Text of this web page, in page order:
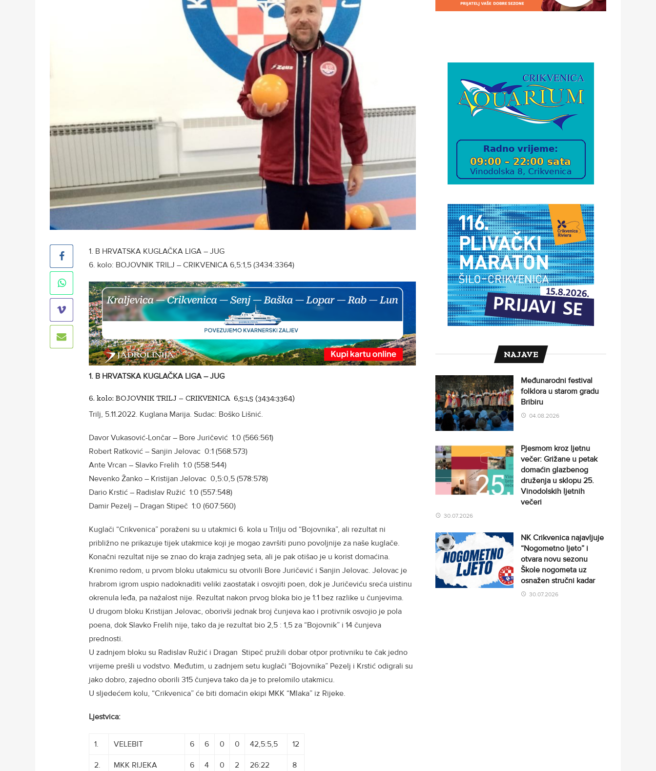
1. B HRVATSKA KUGLAČKA LIGA – JUG
6. kolo: BOJOVNIK TRILJ – CRIKVENICA 6,5:1,5 (3434:3364)
1. B HRVATSKA KUGLAČKA LIGA – JUG
6. kolo: BOJOVNIK TRILJ – CRIKVENICA 6,5:1,5 (3434:3364)
Trilj, 5.11.2022. Kuglana Marija. Sudac: Boško Lišnić.
Davor Vukasović-Lončar – Bore Juričević 1:0 (566:561)
Robert Ratković – Sanjin Jelovac 0:1 (568:573)
Ante Vrcan – Slavko Frelih 1:0 (558:544)
Nevenko Žanko – Kristijan Jelovac 0,5:0,5 (578:578)
Dario Krstić – Radislav Ružić 1:0 (557:548)
Damir Pezelj – Dragan Stipeč 1:0 (607:560)
Kuglači “Crikvenica” poraženi su u utakmici 6. kola u Trilju od “Bojovnika”, ali rezultat ni
približno ne prikazuje tijek utakmice koji je mogao završiti puno povoljnije za naše kuglače.
Konačni rezultat nije se znao do kraja zadnjeg seta, ali je pak otišao je u korist domaćina.
Krenimo redom, u prvom bloku utakmicu su otvorili Bore Juričević i Sanjin Jelovac. Jelovac je
hrabrom igrom uspio nadoknaditi veliki zaostatak i osvojiti poen, dok je Juričeviću sreća uistinu
okrenula leđa, pa nažalost nije. Rezultat nakon prvog bloka bio je 1:1 bez razlike u čunjevima.
U drugom bloku Kristijan Jelovac, oborivši jednak broj čunjeva kao i protivnik osvojio je pola
poena, dok Slavko Frelih nije, tako da je rezultat bio 2,5 : 1,5 za “Bojovnik” i 14 čunjeva
prednosti.
U zadnjem bloku su Radislav Ružić i Dragan Stipeč pružili dobar otpor protivniku te čak jedno
vrijeme prešli u vodstvo. Međutim, u zadnjem setu kuglači “Bojovnika” Pezelj i Krstić odigrali su
jako dobro, zajedno oborili 315 čunjeva tako da je to prelomilo utakmicu.
U sljedećem kolu, “Crikvenica” će biti domaćin ekipi MKK “Mlaka” iz Rijeke.
Ljestvica:
1. VELEBIT 6 6 0 0 42,5:5,5 12
2. MKK RIJEKA 6 4 0 2 26:22 8
NAJAVE
Međunarodni festival
folklora u starom gradu
Bribiru
04.08.2026
Pjesmom kroz ljetnu
večer: Grižane u petak
domaćin glazbenog
druženja u sklopu 25.
Vinodolskih ljetnih
večeri
30.07.2026
NK Crikvenica najavljuje
“Nogometno ljeto” i
otvara novu sezonu
Škole nogometa uz
osnažen stručni kadar
30.07.2026